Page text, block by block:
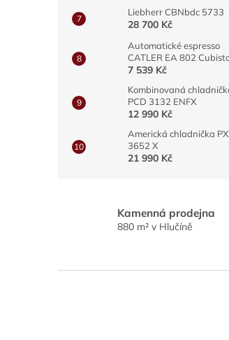
Liebherr CBNbdc 5733
28 700 Kč
Automatické espresso
CATLER EA 802
7 539 Kč
Kombinovaná
PCD 3132 ENFX
12 990 Kč
Americká chladnička
3652 X
21 990 Kč
Kamenná prodejna
880 m² v Hlučíně